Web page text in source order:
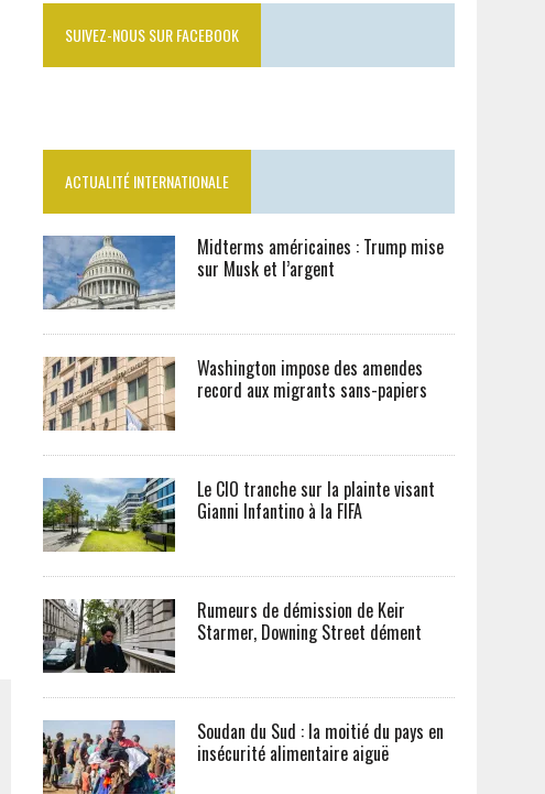
SUIVEZ-NOUS SUR FACEBOOK
ACTUALITÉ INTERNATIONALE
Midterms américaines : Trump mise
sur Musk et l’argent
Washington impose des amendes
record aux migrants sans-papiers
Le CIO tranche sur la plainte visant
Gianni Infantino à la FIFA
Rumeurs de démission de Keir
Starmer, Downing Street dément
Soudan du Sud : la moitié du pays en
insécurité alimentaire aiguë